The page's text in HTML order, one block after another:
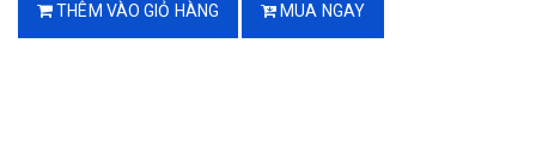
THÊM VÀO GIỎ HÀNG MUA NGAY